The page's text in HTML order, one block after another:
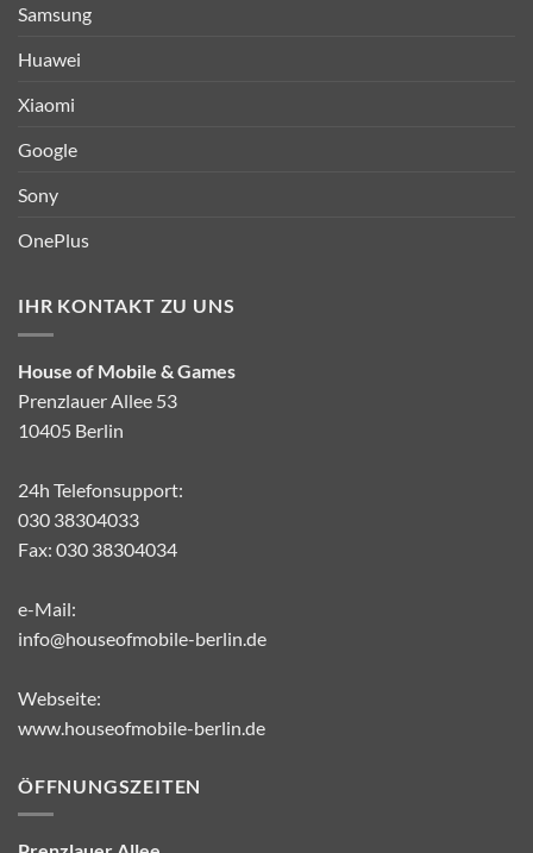
Samsung
Huawei
Xiaomi
Google
Sony
OnePlus
IHR KONTAKT ZU UNS
House of Mobile & Games
Prenzlauer Allee 53
10405 Berlin
24h Telefonsupport:
030 38304033
Fax: 030 38304034
e-Mail:
info@houseofmobile-berlin.de
Webseite:
www.houseofmobile-berlin.de
ÖFFNUNGSZEITEN